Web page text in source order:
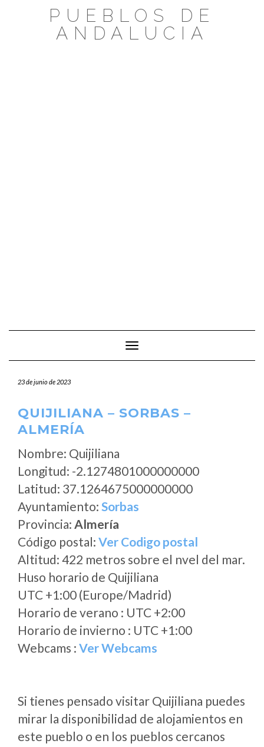
PUEBLOS DE
ANDALUCIA
Cambiar modo de navegación
23 de junio de 2023
QUIJILIANA – SORBAS –
ALMERÍA
Nombre: Quijiliana
Longitud: -2.1274801000000000
Latitud: 37.1264675000000000
Ayuntamiento: Sorbas
Provincia: Almería
Código postal: Ver Codigo postal
Altitud: 422 metros sobre el nvel del mar.
Huso horario de Quijiliana
UTC +1:00 (Europe/Madrid)
Horario de verano : UTC +2:00
Horario de invierno : UTC +1:00
Webcams : Ver Webcams
Si tienes pensado visitar Quijiliana puedes
mirar la disponibilidad de alojamientos en
este pueblo o en los pueblos cercanos